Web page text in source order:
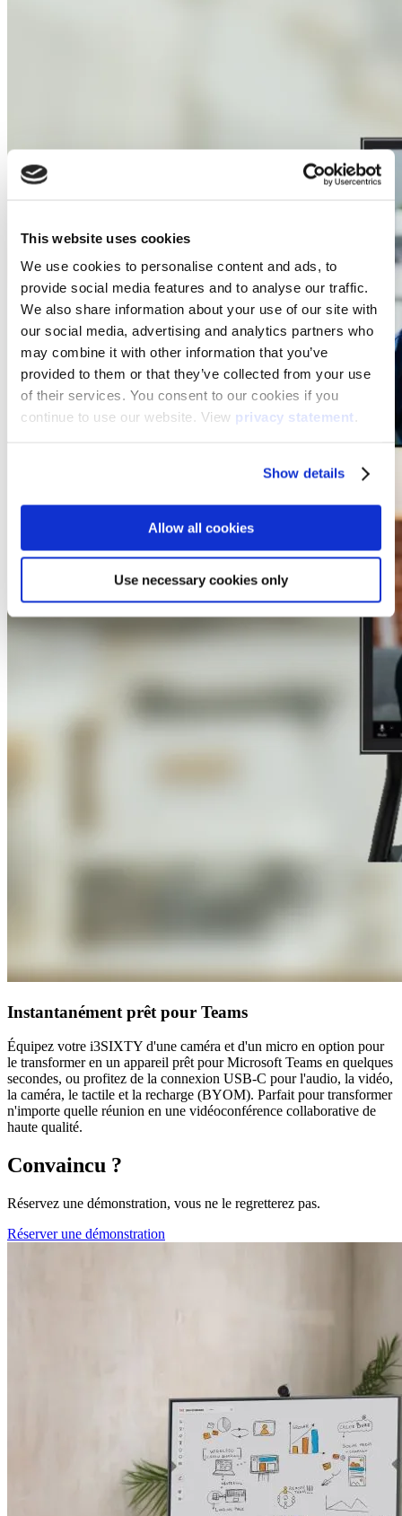
This website uses cookies
We use cookies to personalise content and ads, to
provide social media features and to analyse our traffic.
We also share information about your use of our site with
our social media, advertising and analytics partners who
may combine it with other information that you’ve
provided to them or that they’ve collected from your use
of their services. You consent to our cookies if you
continue to use our website. View privacy statement.
Show details
Allow all cookies
Use necessary cookies only
Instantanément prêt pour Teams
Équipez votre i3SIXTY d'une caméra et d'un micro en option pour
le transformer en un appareil prêt pour Microsoft Teams en quelques
secondes, ou profitez de la connexion USB-C pour l'audio, la vidéo,
la caméra, le tactile et la recharge (BYOM). Parfait pour transformer
n'importe quelle réunion en une vidéoconférence collaborative de
haute qualité.
Convaincu ?
Réservez une démonstration, vous ne le regretterez pas.
Réserver une démonstration